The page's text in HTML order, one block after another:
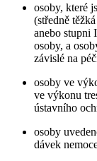
osoby, které
(středně
anebo stupni
osoby, a
závislé na
osoby ve
ve výkonu
ústavního
osoby
dávek